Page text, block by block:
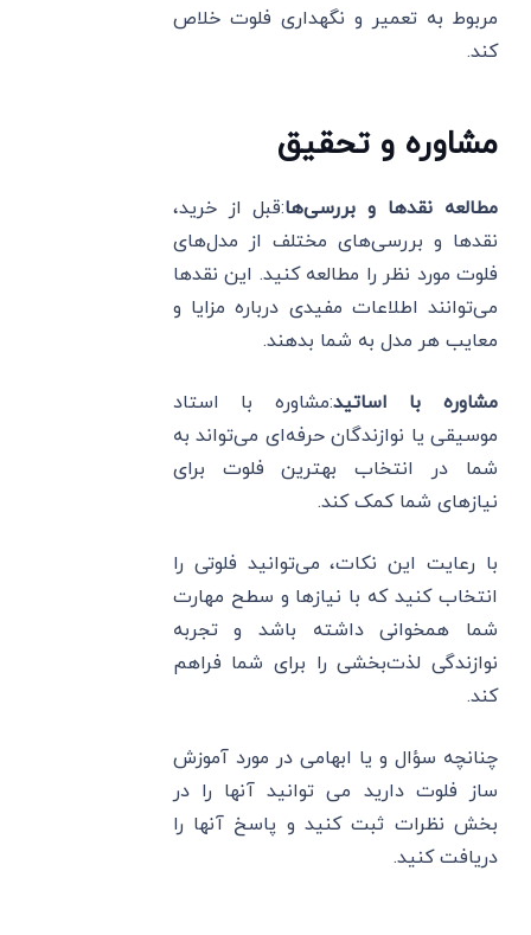
مربوط به تعمیر و نگهداری فلوت خلاص
کند.
مشاوره و تحقیق
مطالعه نقدها و بررسی‌ها:قبل از خرید،
نقدها و بررسی‌های مختلف از مدل‌های
فلوت مورد نظر را مطالعه کنید. این نقدها
می‌توانند اطلاعات مفیدی درباره مزایا و
معایب هر مدل به شما بدهند.
مشاوره با اساتید:مشاوره با استاد
موسیقی یا نوازندگان حرفه‌ای می‌تواند به
شما در انتخاب بهترین فلوت برای
نیازهای شما کمک کند.
با رعایت این نکات، می‌توانید فلوتی را
انتخاب کنید که با نیازها و سطح مهارت
شما همخوانی داشته باشد و تجربه
نوازندگی لذت‌بخشی را برای شما فراهم
کند.
چنانچه سؤال و یا ابهامی در مورد آموزش
ساز فلوت دارید می توانید آنها را در
بخش نظرات ثبت کنید و پاسخ آنها را
دریافت کنید.